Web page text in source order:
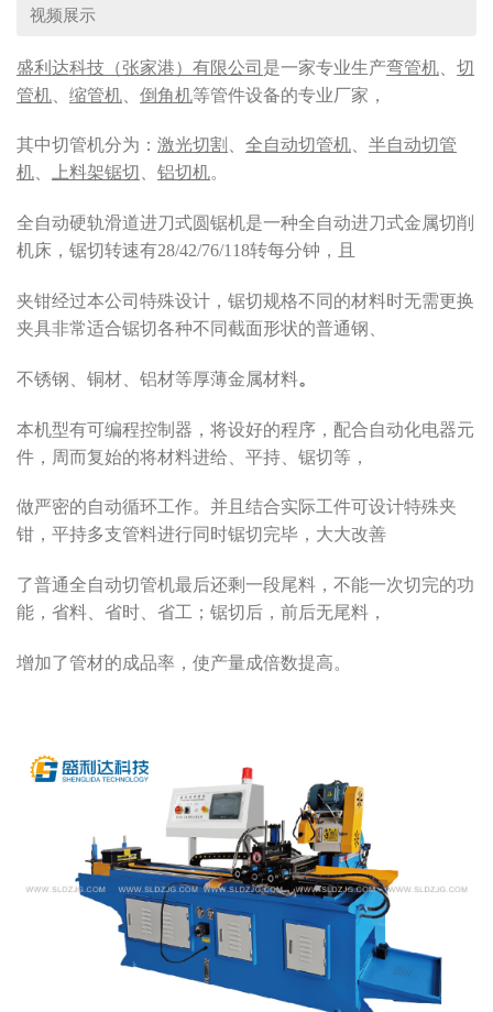
视频展示
盛利达科技（张家港）有限公司 是一家专业生产弯管机
切
管机
缩管机 倒角机等管件设备的专业厂家，
其中切管机分为： 激光切割 全自动切管机
半自动切管
机
上料架锯切 铝切机。
全自动硬轨滑道进刀式圆锯机是一种全自动进刀式金属切削
机床，锯切转速有28/42/76/118转每分钟，且
夹钳经过本公司特殊设计，锯切规格不同的材料时无需更换
夹具非常适合锯切各种不同截面形状的普通钢、
不锈钢、铜材、铝材等厚薄金属材料。
本机型有可编程控制器，将设好的程序，配合自动化电器元
件，周而复始的将材料进给、平持、锯切等，
做严密的自动循环工作。并且结合实际工件可设计特殊夹
钳，平持多支管料进行同时锯切完毕，大大改善
了普通全自动切管机最后还剩一段尾料，不能一次切完的功
能，省料、省时、省工；锯切后，前后无尾料，
增加了管材的成品率，使产量成倍数提高。